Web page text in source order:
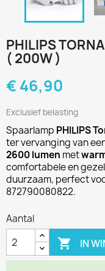
PHILIPS
( 200W )
€ 46,90
Exclusief belasting
Spaarlamp PHILIPS
ter vervanging van
2600 lumen met
comfortabele en
duurzaam, perfect
872790080822.
Aantal
 IN